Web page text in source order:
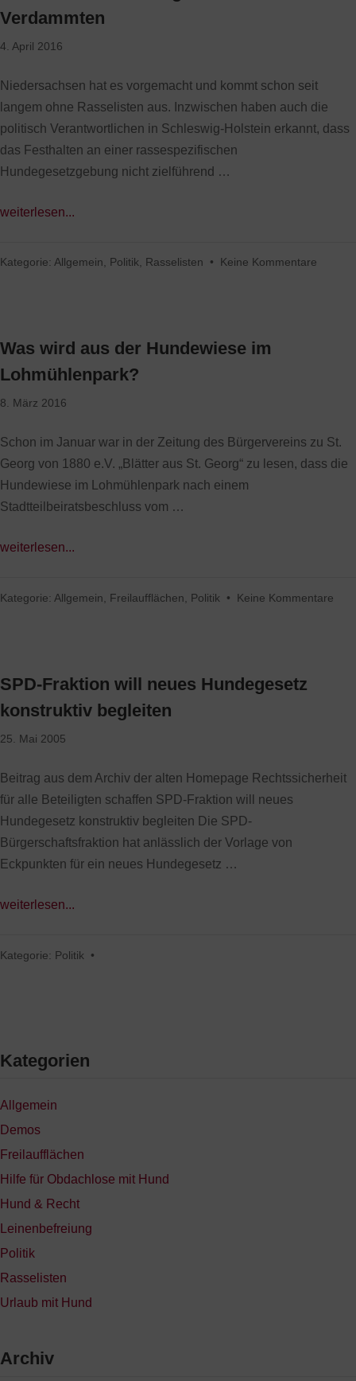
Verdammten
4. April 2016
Niedersachsen hat es vorgemacht und kommt schon seit
langem ohne Rasselisten aus. Inzwischen haben auch die
politisch Verantwortlichen in Schleswig-Holstein erkannt, dass
das Festhalten an einer rassespezifischen
Hundegesetzgebung nicht zielführend …
weiterlesen...
Kategorie: Allgemein, Politik, Rasselisten • Keine Kommentare
Was wird aus der Hundewiese im
Lohmühlenpark?
8. März 2016
Schon im Januar war in der Zeitung des Bürgervereins zu St.
Georg von 1880 e.V. „Blätter aus St. Georg“ zu lesen, dass die
Hundewiese im Lohmühlenpark nach einem
Stadtteilbeiratsbeschluss vom …
weiterlesen...
Kategorie: Allgemein Freilaufflächen Politik • Keine Kommentare
SPD-Fraktion will neues Hundegesetz
konstruktiv begleiten
25. Mai 2005
Beitrag aus dem Archiv der alten Homepage Rechtssicherheit
für alle Beteiligten schaffen SPD-Fraktion will neues
Hundegesetz konstruktiv begleiten Die SPD-
Bürgerschaftsfraktion hat anlässlich der Vorlage von
Eckpunkten für ein neues Hundegesetz …
weiterlesen...
Kategorie: Politik •
Kategorien
Allgemein
Demos
Freilaufflächen
Hilfe für Obdachlose mit Hund
Hund & Recht
Leinenbefreiung
Politik
Rasselisten
Urlaub mit Hund
Archiv